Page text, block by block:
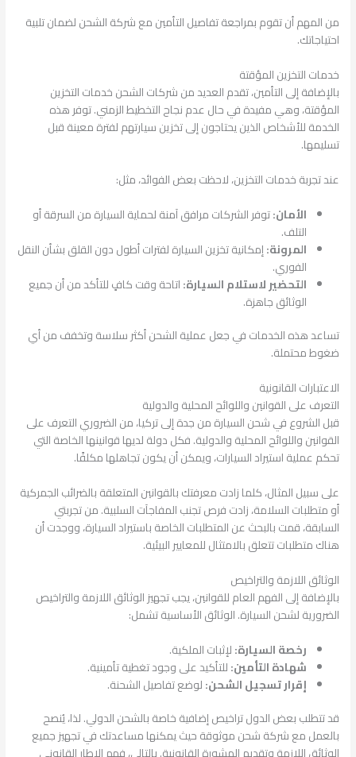
من المهم أن تقوم بمراجعة تفاصيل التأمين مع شركة الشحن لضمان تلبية
احتياجاتك.
خدمات التخزين المؤقتة
بالإضافة إلى التأمين، تقدم العديد من شركات الشحن خدمات التخزين
المؤقتة، وهي مفيدة في حال عدم نجاح التخطيط الزمني. توفر هذه
الخدمة للأشخاص الذين يحتاجون إلى تخزين سيارتهم لفترة معينة قبل
تسليمها.
عند تجربة خدمات التخزين، لاحظت بعض الفوائد، مثل:
الأمان:توفر الشركات مرافق آمنة لحماية السيارة من السرقة أو
التلف.
المرونة:إمكانية تخزين السيارة لفترات أطول دون القلق بشأن النقل
الفوري.
التحضير لاستلام السيارة:اتاحة وقت كافٍ للتأكد من أن جميع
الوثائق جاهزة.
تساعد هذه الخدمات في جعل عملية الشحن أكثر سلاسة وتخفف من أي
ضغوط محتملة.
الاعتبارات القانونية
التعرف على القوانين واللوائح المحلية والدولية
قبل الشروع في شحن السيارة من جدة إلى تركيا، من الضروري التعرف على
القوانين واللوائح المحلية والدولية. فكل دولة لديها قوانينها الخاصة التي
تحكم عملية استيراد السيارات، ويمكن أن يكون تجاهلها مكلفًا.
على سبيل المثال، كلما زادت معرفتك بالقوانين المتعلقة بالضرائب الجمركية
أو متطلبات السلامة، زادت فرص تجنب المفاجآت السلبية. من تجربتي
السابقة، قمت بالبحث عن المتطلبات الخاصة باستيراد السيارة، ووجدت أن
هناك متطلبات تتعلق بالامتثال للمعايير البيئية.
الوثائق اللازمة والتراخيص
بالإضافة إلى الفهم العام للقوانين، يجب تجهيز الوثائق اللازمة والتراخيص
الضرورية لشحن السيارة. الوثائق الأساسية تشمل:
رخصة السيارة:لإثبات الملكية.
شهادة التأمين:للتأكيد على وجود تغطية تأمينية.
إقرار تسجيل الشحن:لوضع تفاصيل الشحنة.
قد تتطلب بعض الدول تراخيص إضافية خاصة بالشحن الدولي. لذا، يُنصح
بالعمل مع شركة شحن موثوقة حيث يمكنها مساعدتك في تجهيز جميع